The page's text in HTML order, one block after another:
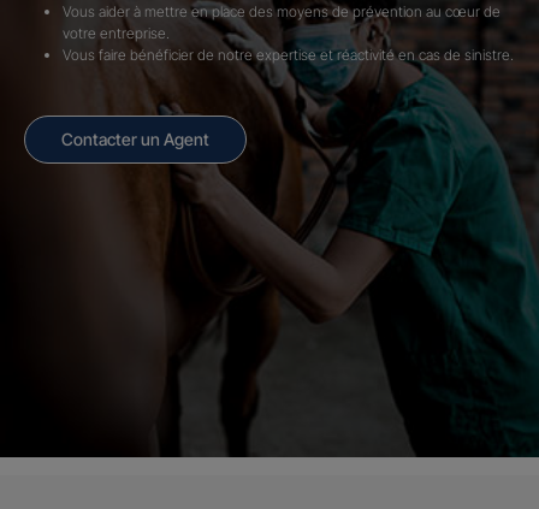
Vous aider à mettre en place des moyens de prévention au cœur de
votre entreprise.
Vous faire bénéficier de notre expertise et réactivité en cas de sinistre.
Contacter un Agent